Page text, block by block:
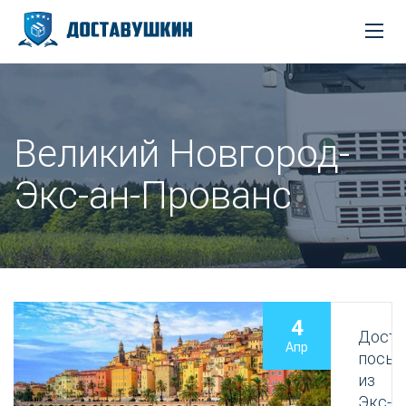
Великий Новгород-
Экс-ан-Прованс
4
Апр
из
Экс-